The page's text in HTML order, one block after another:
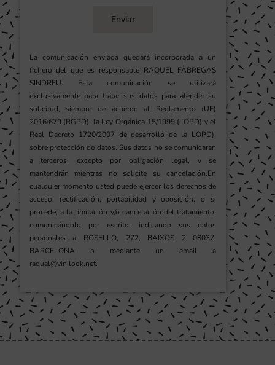
Enviar
La comunicación enviada quedará incorporada a un
fichero del que es responsable RAQUEL FÀBREGAS
SINDREU. Esta comunicación se utilizará
exclusivamente para tratar sus datos para atender su
solicitud, siempre de acuerdo al Reglamento (UE)
2016/679 (RGPD), la Ley Orgánica 15/1999 (LOPD) y el
Real Decreto 1720/2007 de desarrollo de la LOPD),
sobre protección de datos. Sus datos no se comunicaran
a terceros, excepto por obligación legal, y se
mantendrán mientras no solicite su cancelación.En
cualquier momento usted puede ejercer los derechos de
acceso, rectificación, portabilidad y oposición, o si
procede, a la limitación y/o cancelación del tratamiento,
comunicándolo por escrito, indicando sus datos
personales a ROSELLO, 272, BAIXOS 2 08037,
BARCELONA o mediante un email a
raquel@vinilook.net.